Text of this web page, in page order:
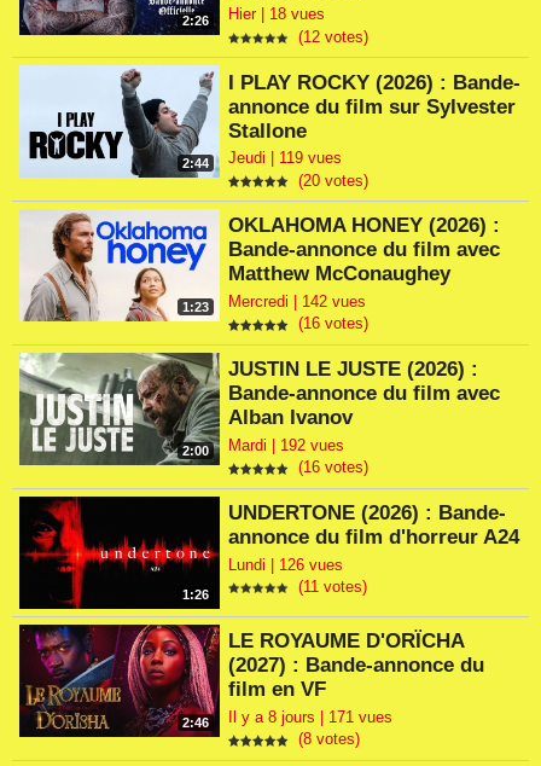
2:26
Hier | 18 vues
(12 votes)
2:44
I PLAY ROCKY (2026) : Bande-
annonce du film sur Sylvester
Stallone
Jeudi | 119 vues
(20 votes)
1:23
OKLAHOMA HONEY (2026) :
Bande-annonce du film avec
Matthew McConaughey
Mercredi | 142 vues
(16 votes)
2:00
JUSTIN LE JUSTE (2026) :
Bande-annonce du film avec
Alban Ivanov
Mardi | 192 vues
(16 votes)
1:26
UNDERTONE (2026) : Bande-
annonce du film d'horreur A24
Lundi | 126 vues
(11 votes)
2:46
LE ROYAUME D'ORÏCHA
(2027) : Bande-annonce du
film en VF
Il y a 8 jours | 171 vues
(8 votes)